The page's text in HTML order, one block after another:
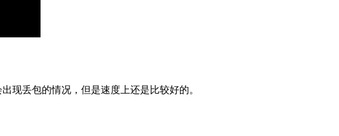
现丢包的情况，但是速度上还是比较好的。